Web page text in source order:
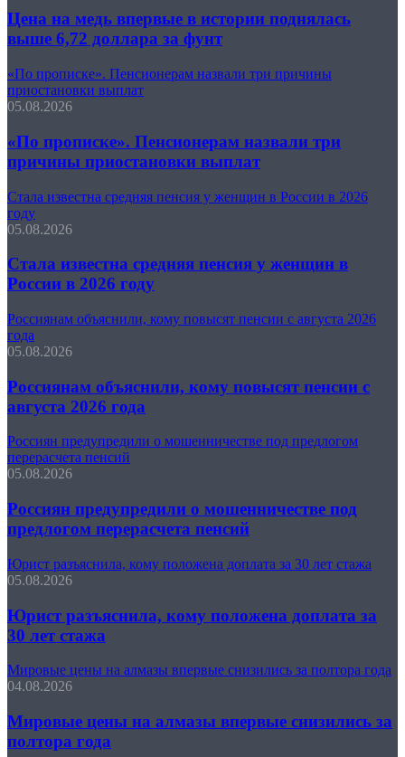
Цена на медь впервые в истории поднялась
выше 6,72 доллара за фунт
«По прописке». Пенсионерам назвали три причины
приостановки выплат
05.08.2026
«По прописке». Пенсионерам назвали три
причины приостановки выплат
Стала известна средняя пенсия у женщин в России в 2026
году
05.08.2026
Стала известна средняя пенсия у женщин в
России в 2026 году
Россиянам объяснили, кому повысят пенсии с августа 2026
года
05.08.2026
Россиянам объяснили, кому повысят пенсии с
августа 2026 года
Россиян предупредили о мошенничестве под предлогом
перерасчета пенсий
05.08.2026
Россиян предупредили о мошенничестве под
предлогом перерасчета пенсий
Юрист разъяснила, кому положена доплата за 30 лет стажа
05.08.2026
Юрист разъяснила, кому положена доплата за
30 лет стажа
Мировые цены на алмазы впервые снизились за полтора года
04.08.2026
Мировые цены на алмазы впервые снизились за
полтора года